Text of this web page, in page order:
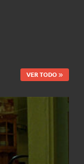
VER TODO